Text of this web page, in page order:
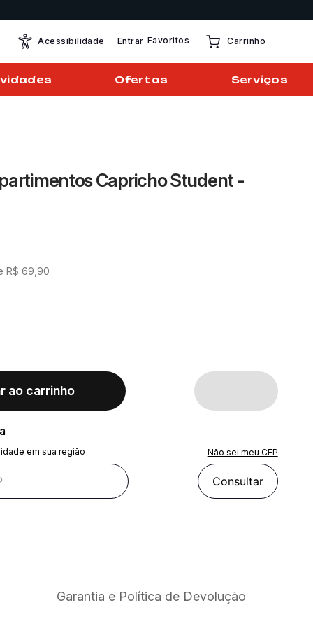
Acessibilidade Entrar Favoritos Carrinho
Ofertas Serviços
Capricho Student -
R$ 69 90
ao carrinho
em sua região Não sei meu CEP
Consultar
Garantia e Política de Devolução